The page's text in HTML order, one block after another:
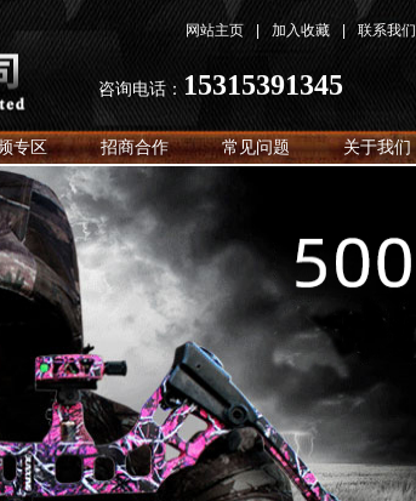
网站主页 加入收藏 联系我们
咨询电话： 15315391345
专区 招商合作 常见问题 关于我们